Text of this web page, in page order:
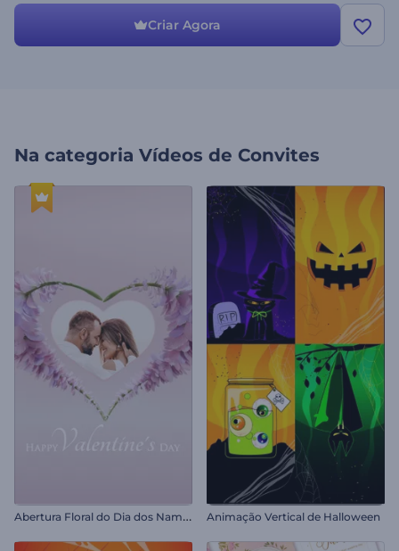
Criar Agora
Na categoria Vídeos de Convites
A
bertura Floral do Dia dos Namorados Animação Vertical de Halloween